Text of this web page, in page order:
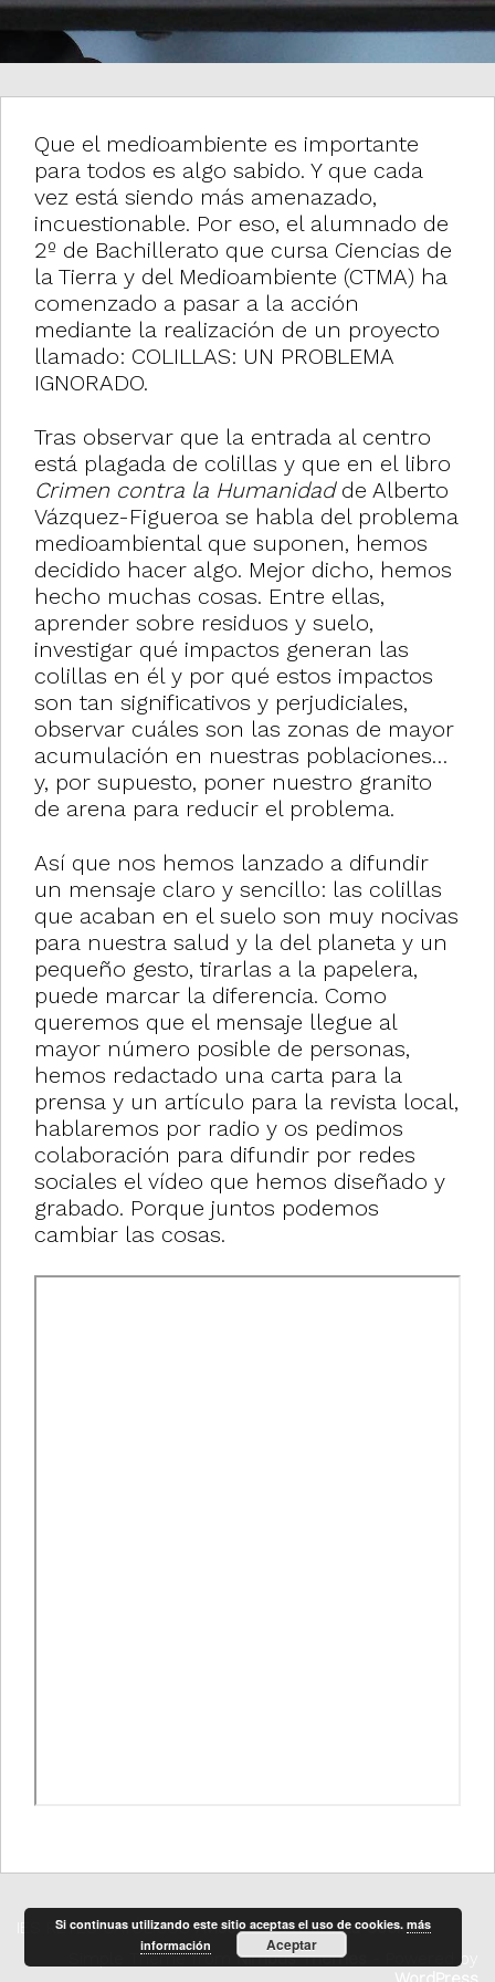
i
o
n
Que el medioambiente es importante
para todos es algo sabido. Y que cada
vez está siendo más amenazado,
incuestionable. Por eso, el alumnado de
2º de Bachillerato que cursa Ciencias de
la Tierra y del Medioambiente (CTMA) ha
comenzado a pasar a la acción
mediante la realización de un proyecto
llamado: COLILLAS: UN PROBLEMA
IGNORADO.
Tras observar que la entrada al centro
está plagada de colillas y que en el libro
Crimen contra la Humanidadde Alberto
Vázquez-Figueroa se habla del problema
medioambiental que suponen, hemos
decidido hacer algo. Mejor dicho, hemos
hecho muchas cosas. Entre ellas,
aprender sobre residuos y suelo,
investigar qué impactos generan las
colillas en él y por qué estos impactos
son tan significativos y perjudiciales,
observar cuáles son las zonas de mayor
acumulación en nuestras poblaciones…
y, por supuesto, poner nuestro granito
de arena para reducir el problema.
Así que nos hemos lanzado a difundir
un mensaje claro y sencillo: las colillas
que acaban en el suelo son muy nocivas
para nuestra salud y la del planeta y un
pequeño gesto, tirarlas a la papelera,
puede marcar la diferencia. Como
queremos que el mensaje llegue al
mayor número posible de personas,
hemos redactado una carta para la
prensa y un artículo para la revista local,
hablaremos por radio y os pedimos
colaboración para difundir por redes
sociales el vídeo que hemos diseñado y
grabado. Porque juntos podemos
cambiar las cosas.
IES REYES CATÓLICOSAviso legalPrivacidadCookies
Simple Theme from Nimbus Themes
- Powered by
Si continuas utilizando este sitio aceptas el uso de cookies.más
información
Aceptar